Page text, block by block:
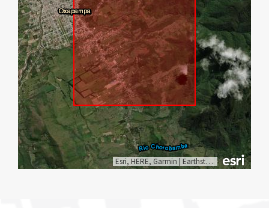
Esri, HERE, Garmin | Earthstar Geographics